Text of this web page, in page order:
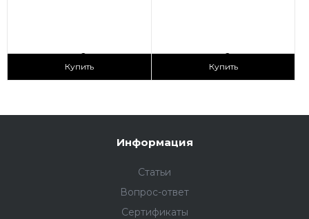
2
Купить
2
Купить
Информация
Статьи
Вопрос-ответ
Сертификаты